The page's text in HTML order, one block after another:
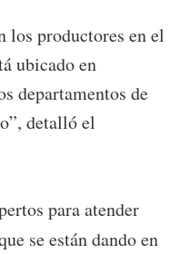
los productores en el
ubicado en
departamentos de
detalló el
para atender
se están dando en